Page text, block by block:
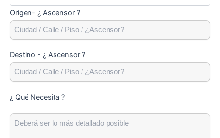
Origen- ¿ Ascensor ?
Destino - ¿ Ascensor ?
¿ Qué Necesita ?